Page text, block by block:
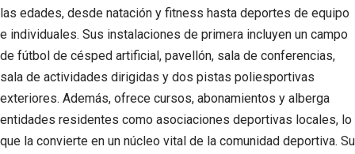
las edades, desde natación y fitness hasta deportes de equipo
e individuales. Sus instalaciones de primera incluyen un campo
de fútbol de césped artificial, pavellón, sala de conferencias,
sala de actividades dirigidas y dos pistas poliesportivas
exteriores. Además, ofrece cursos, abonamientos y alberga
entidades residentes como asociaciones deportivas locales, lo
que la convierte en un núcleo vital de la comunidad deportiva. Su